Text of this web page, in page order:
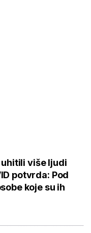
uhitili više ljudi
potvrda: Pod
koje su ih